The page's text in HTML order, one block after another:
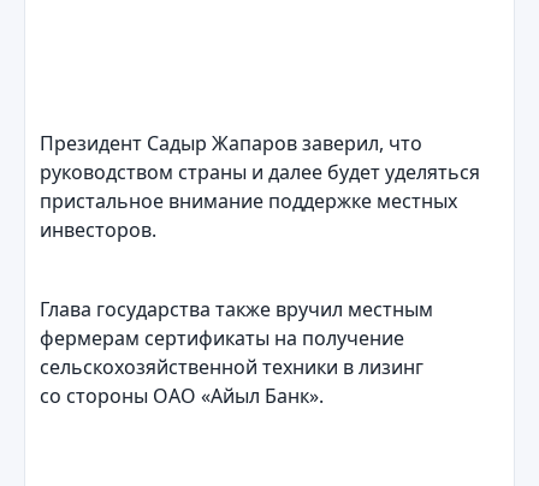
Президент Садыр Жапаров заверил, что
руководством страны и далее будет уделяться
пристальное внимание поддержке местных
инвесторов.
Глава государства также вручил местным
фермерам сертификаты на получение
сельскохозяйственной техники в лизинг
со стороны ОАО «Айыл Банк».